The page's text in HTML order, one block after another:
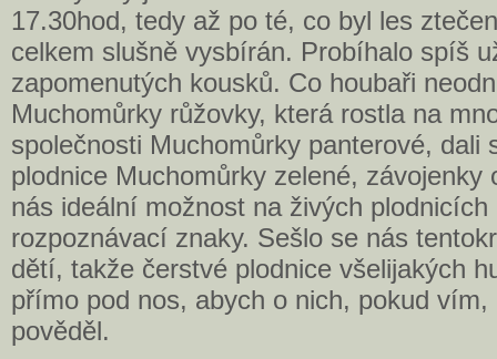
17.30hod, tedy až po té, co byl les
celkem slušně vysbírán. Probíhalo spíš
zapomenutých kousků. Co houbaři
Muchomůrky růžovky, která rostla na
společnosti Muchomůrky panterové, dali
plodnice Muchomůrky zelené, závojenky
nás ideální možnost na živých
rozpoznávací znaky. Sešlo se nás
dětí, takže čerstvé plodnice všelijakých
přímo pod nos, abych o nich, pokud vím,
pověděl.